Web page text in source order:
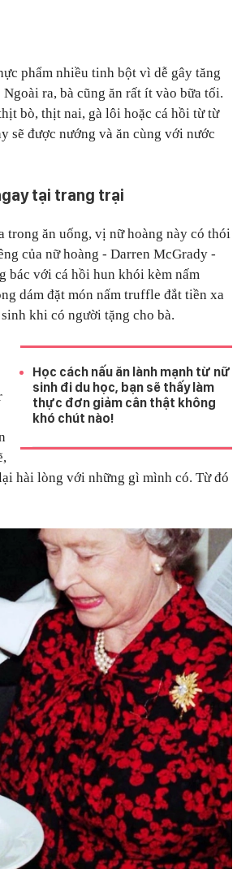
phẩm nhiều tinh bột vì dễ gây tăng
ra, bà cũng ăn rất ít vào bữa tối.
bò, thịt nai, gà lôi hoặc cá hồi từ từ
sẽ được nướng và ăn cùng với nước
tại trang trại
ăn uống, vị nữ hoàng này có thói
của nữ hoàng - Darren McGrady -
bác với cá hồi hun khói kèm nấm
dám đặt món nấm truffle đắt tiền xa
khi có người tặng cho bà.
Học cách nấu ăn lành mạnh từ nữ
sinh đi du học, bạn sẽ thấy làm
thực đơn giảm cân thật không
khó chút nào!
hài lòng với những gì mình có. Từ đó